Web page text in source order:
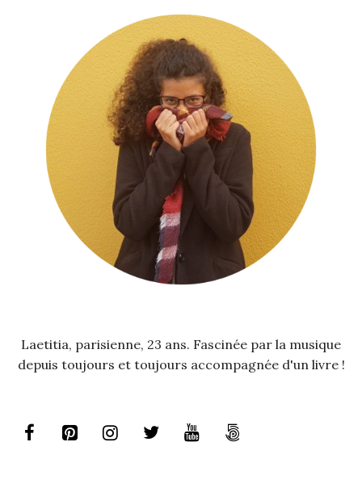
Laetitia, parisienne, 23 ans. Fascinée par la musique
depuis toujours et toujours accompagnée d'un livre !